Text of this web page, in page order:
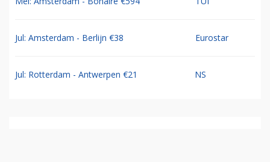
Jul: Amsterdam - Berlijn €38 Eurostar
Jul: Rotterdam - Antwerpen €21 NS